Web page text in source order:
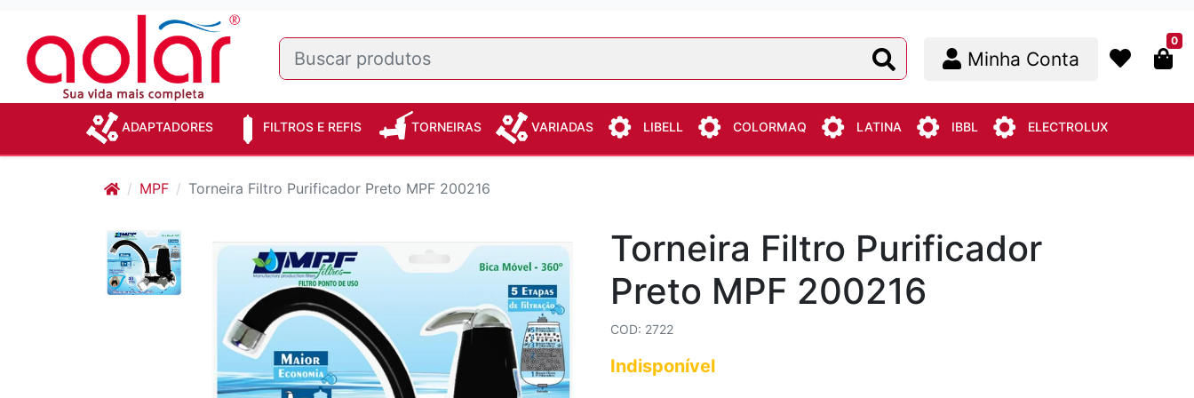
Minha Conta
0
ADAPTADORES FILTROS E REFIS TORNEIRAS VARIADAS LIBELL COLORMAQ LATINA IBBL ELECTROLUX
MPF Torneira Filtro Purificador Preto MPF 200216
Torneira Filtro Purificador
Preto MPF 200216
COD: 2722
Indisponível